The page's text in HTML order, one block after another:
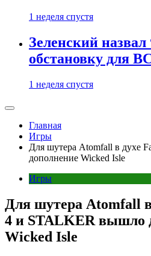
1 неделя спустя
Зеленский назвал
обстановку для
1 неделя спустя
Главная
Игры
Для шутера Atomfall в духе
дополнение Wicked Isle
Игры
Для шутера Atomfall
4 и STALKER вышло
Wicked Isle